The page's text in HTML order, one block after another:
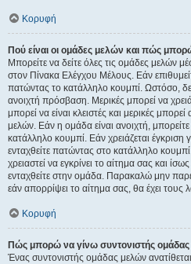
Κορυφή
Πού είναι οι ομάδες μελών και πώς
Μπορείτε να δείτε όλες τις ομάδες μελών
στον Πίνακα Ελέγχου Μέλους. Εάν
πατώντας το κατάλληλο κουμπί. Ωστόσο,
ανοιχτή πρόσβαση. Μερικές μπορεί να
μπορεί να είναι κλειστές και μερικές
μελών. Εάν η ομάδα είναι ανοιχτή,
κατάλληλο κουμπί. Εάν χρειάζεται έγκριση
ενταχθείτε πατώντας στο κατάλληλο
χρειαστεί να εγκρίνει το αίτημα σας και
ενταχθείτε στην ομάδα. Παρακαλώ μην
εάν απορρίψει το αίτημα σας, θα έχει τους
Κορυφή
Πώς μπορώ να γίνω συντονιστής
Ένας συντονιστής ομάδας μελών